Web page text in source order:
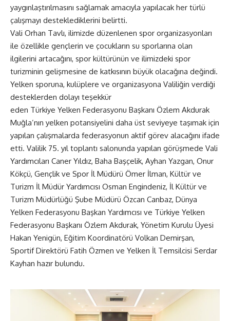
yaygınlaştırılmasını sağlamak amacıyla yapılacak her türlü
çalışmayı desteklediklerini belirtti.
Vali Orhan Tavlı, ilimizde düzenlenen spor organizasyonları
ile özellikle gençlerin ve çocukların su sporlarına olan
ilgilerini artacağını, spor kültürünün ve ilimizdeki spor
turizminin gelişmesine de katkısının büyük olacağına değindi.
Yelken sporuna, kulüplere ve organizasyona Valiliğin verdiği
desteklerden dolayı teşekkür
eden Türkiye Yelken Federasyonu Başkanı Özlem Akdurak
Muğla’nın yelken potansiyelini daha üst seviyeye taşımak için
yapılan çalışmalarda federasyonun aktif görev alacağını ifade
etti. Valilik 75. yıl toplantı salonunda yapılan görüşmede Vali
Yardımcıları Caner Yıldız, Baha Başçelik, Ayhan Yazgan, Onur
Kökçü, Gençlik ve Spor İl Müdürü Ömer İlman, Kültür ve
Turizm İl Müdür Yardımcısı Osman Engindeniz, İl Kültür ve
Turizm Müdürlüğü Şube Müdürü Özcan Canbaz, Dünya
Yelken Federasyonu Başkan Yardımcısı ve Türkiye Yelken
Federasyonu Başkanı Özlem Akdurak, Yönetim Kurulu Üyesi
Hakan Yenigün, Eğitim Koordinatörü Volkan Demirşan,
Sportif Direktörü Fatih Özmen ve Yelken İl Temsilcisi Serdar
Kayhan hazır bulundu.